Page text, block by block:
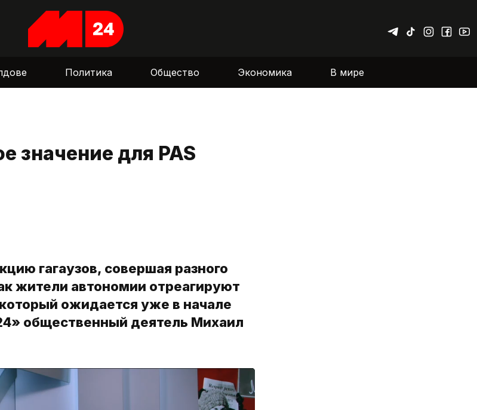
Политика Общество Экономика В мире
значение для PAS
гагаузов, совершая разного
жители автономии отреагируют
ожидается уже в начале
общественный деятель Михаил